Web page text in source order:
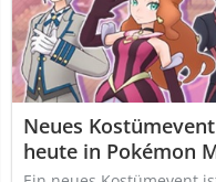
Neues
heute in Pokémon